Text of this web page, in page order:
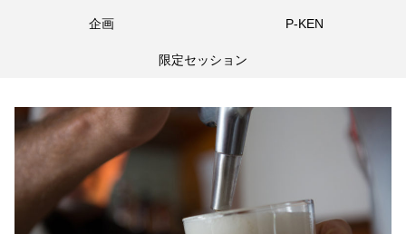
企画 P-KEN
限定セッション